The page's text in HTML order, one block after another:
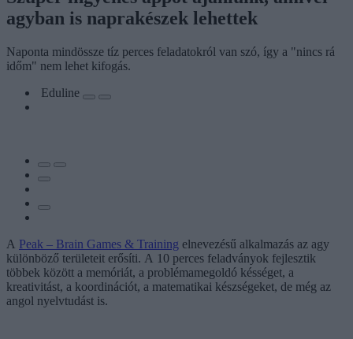
agyban is naprakészek lehettek
Naponta mindössze tíz perces feladatokról van szó, így a "nincs rá
időm" nem lehet kifogás.
Eduline
A Peak – Brain Games & Training elnevezésű alkalmazás az agy
különböző területeit erősíti. A 10 perces feladványok fejlesztik
többek között a memóriát, a problémamegoldó késséget, a
kreativitást, a koordinációt, a matematikai készségeket, de még az
angol nyelvtudást is.